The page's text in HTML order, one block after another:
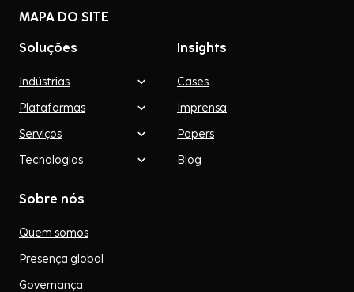
MAPA DO SITE
Soluções
Indústrias
Plataformas
Serviços
Tecnologias
Insights
Cases
Imprensa
Papers
Blog
Sobre nós
Quem somos
Presença global
Governança